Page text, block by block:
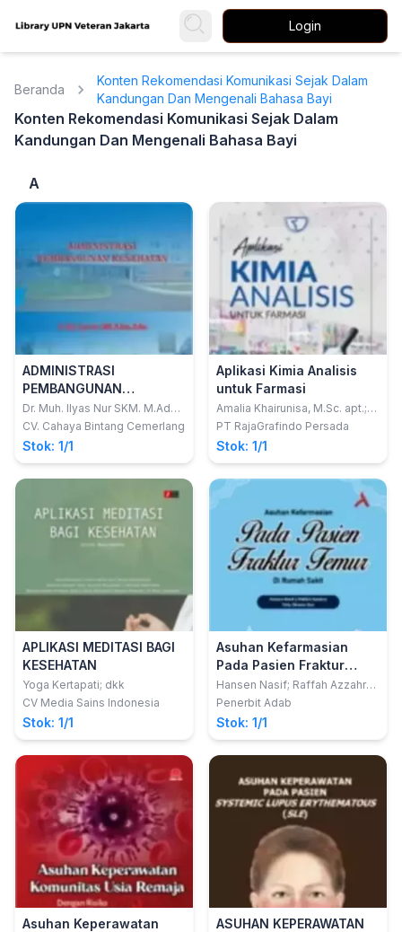
Login
Beranda
Konten Rekomendasi Komunikasi Sejak Dalam
Kandungan Dan Mengenali Bahasa Bayi
Konten Rekomendasi Komunikasi Sejak Dalam
Kandungan Dan Mengenali Bahasa Bayi
A
ADMINISTRASI
PEMBANGUNAN
KESEHATAN
Dr. Muh. Ilyas Nur SKM. M.Adm.
M.Kes.
CV. Cahaya Bintang Cemerlang
Stok: 1/1
Aplikasi Kimia Analisis
untuk Farmasi
Amalia Khairunisa, M.Sc. apt.;
Fadlilaturahmah, S.Farm., M.Sc.;
Dr. apt. Samsul Hadi, S.Farm.,
M.Sc.
PT RajaGrafindo Persada
Stok: 1/1
APLIKASI MEDITASI BAGI
KESEHATAN
Yoga Kertapati; dkk
CV Media Sains Indonesia
Stok: 1/1
Asuhan Kefarmasian
Pada Pasien Fraktur
Femur Di Rumah Sakit
Hansen Nasif; Raffah Azzahra;
Yelly Oktavia Sari
Penerbit Adab
Stok: 1/1
Asuhan Keperawatan
ASUHAN KEPERAWATAN